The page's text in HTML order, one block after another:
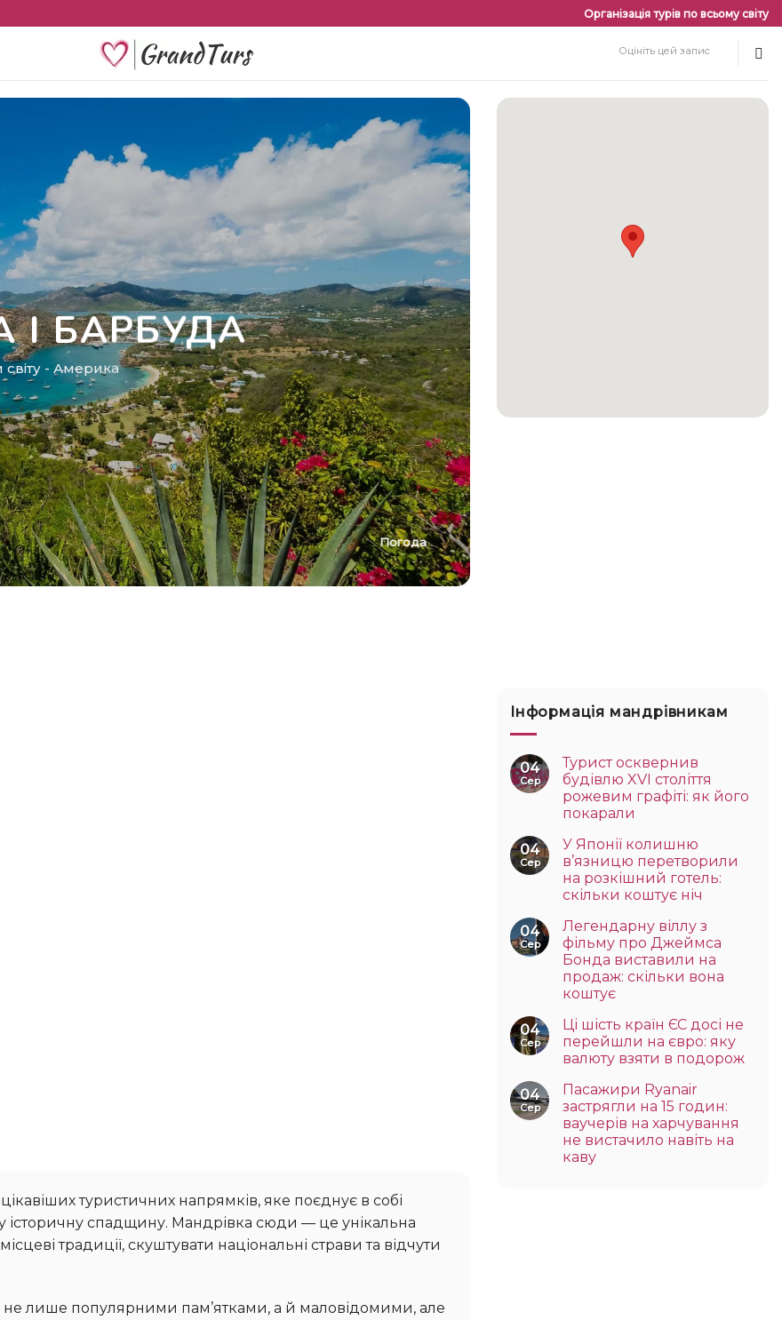
Організація турів по всьому світу
Оцініть цей запис
І БАРБУДА
- Америка
Погода
історичну спадщину. Мандрівка сюди — це унікальна
традиції, скуштувати національні страви та відчути
Інформація мандрівникам
04
Сер
Турист осквернив
будівлю XVI століття
рожевим графіті: як його
покарали
04
Сер
У Японії колишню
в’язницю перетворили
на розкішний готель:
скільки коштує ніч
04
Сер
Легендарну віллу з
фільму про Джеймса
Бонда виставили на
продаж: скільки вона
коштує
04
Сер
Ці шість країн ЄС досі не
перейшли на євро: яку
валюту взяти в подорож
04
Сер
Пасажири Ryanair
застрягли на 15 годин:
ваучерів на харчування
не вистачило навіть на
каву